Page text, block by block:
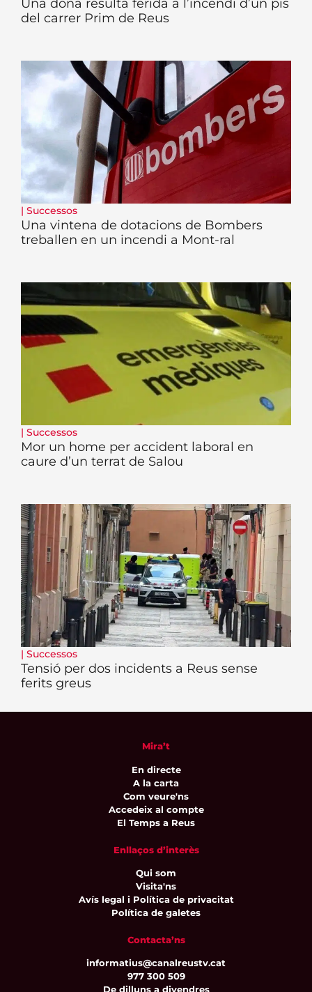
Una dona resulta ferida a l’incendi d’un pis
del carrer Prim de Reus
| Successos
Una vintena de dotacions de Bombers
treballen en un incendi a Mont-ral
| Successos
Mor un home per accident laboral en
caure d’un terrat de Salou
| Successos
Tensió per dos incidents a Reus sense
ferits greus
Mira’t
En directe
A la carta
Com veure'ns
Accedeix al compte
El Temps a Reus
Enllaços d’interès
Qui som
Visita'ns
Avís legal i Política de privacitat
Política de galetes
Contacta’ns
informatius@canalreustv.cat
977 300 509
De dilluns a divendres